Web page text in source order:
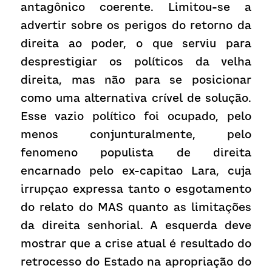
antagônico coerente. Limitou-se a
advertir sobre os perigos do retorno da
direita ao poder, o que serviu para
desprestigiar os políticos da velha
direita, mas não para se posicionar
como uma alternativa crível de solução.
Esse vazio político foi ocupado, pelo
menos conjunturalmente, pelo
fenomeno populista de direita
encarnado pelo ex-capitao Lara, cuja
irrupçao expressa tanto o esgotamento
do relato do MAS quanto as limitações
da direita senhorial. A esquerda deve
mostrar que a crise atual é resultado do
retrocesso do Estado na apropriação do